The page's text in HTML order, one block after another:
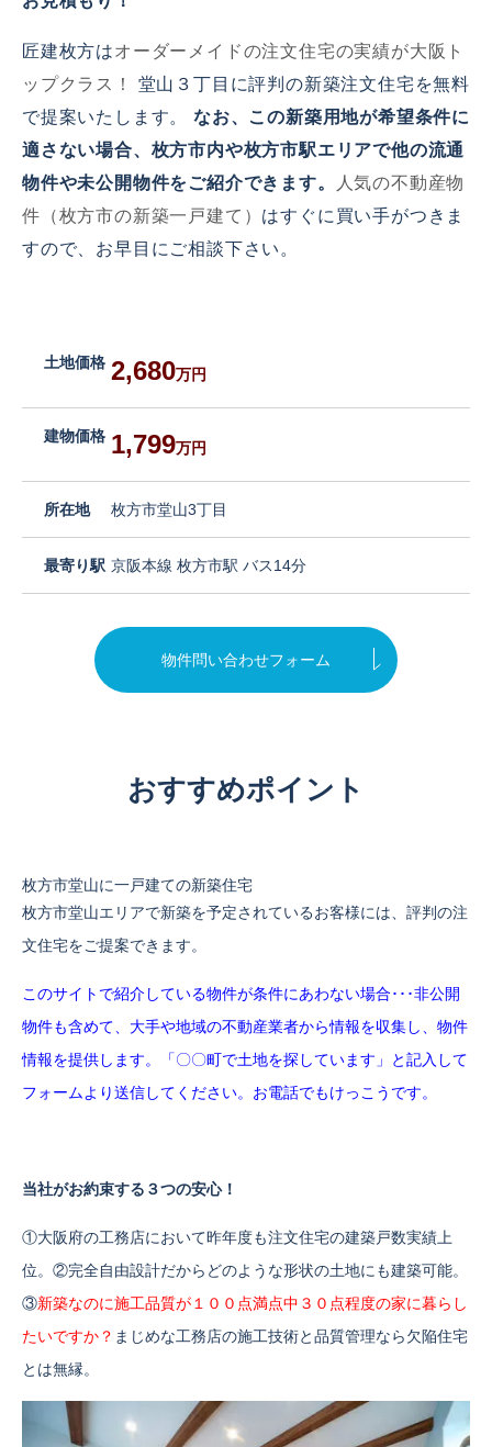
匠建枚方はオーダーメイドの注文住宅の実績が大阪ト
ップクラス！
堂山３丁目に評判の新築注文住宅を無料
で提案いたします。 なお、この新築用地が希望条件に
適さない場合、枚方市内や枚方市駅エリアで他の流通
物件や未公開物件をご紹介できます。
人気の不動産物
件（枚方市の新築一戸建て） はすぐに買い手がつきま
すので、お早目にご相談下さい。
土地価格 2,680万円
建物価格 1,799万円
所在地 枚方市堂山3丁目
最寄り駅 京阪本線 枚方市駅 バス14分
物件問い合わせフォーム
おすすめポイント
枚方市堂山に一戸建ての新築住宅
枚方市堂山エリアで新築を予定されているお客様には、評判の注
文住宅をご提案できます。
このサイトで紹介している物件が条件にあわない場合･･･非公開
物件も含めて、大手や地域の不動産業者から情報を収集し、物件
情報を提供します。「〇〇町で土地を探しています」と記入して
フォームより送信してください。お電話でもけっこうです。
当社がお約束する３つの安心！
①大阪府の工務店において昨年度も注文住宅の建築戸数実績上
位。②完全自由設計だからどのような形状の土地にも建築可能。
③新築なのに施工品質が１００点満点中３０点程度の家に暮らし
たいですか？ まじめな工務店の施工技術と品質管理なら欠陥住宅
とは無縁。